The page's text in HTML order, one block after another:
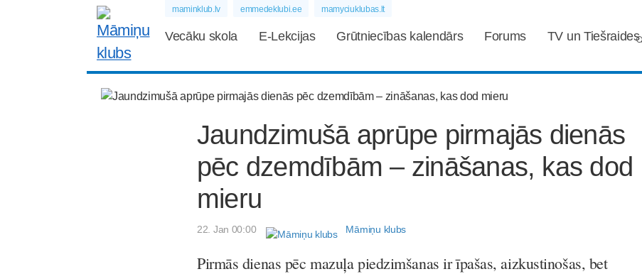
maminklub.lv emmedeklubi.ee mamyciuklubas.lt
Vecāku skola E-Lekcijas Grūtniecības kalendārs Forums TV un Tiešraides
Jaundzimušā aprūpe pirmajās dienās
pēc dzemdībām – zināšanas, kas dod
mieru
22. Jan 00:00 Māmiņu klubs
Pirmās dienas pēc mazuļa piedzimšanas ir īpašas, aizkustinošas, bet